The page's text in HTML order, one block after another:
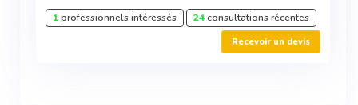
1professionnels intéressés 24consultations récentes
Recevoir un devis